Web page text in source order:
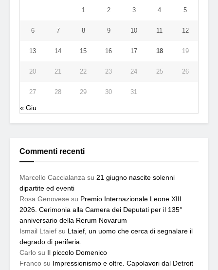
1 2 3 4 5
6 7 8 9 10 11 12
13 14 15 16 17 18 19
20 21 22 23 24 25 26
27 28 29 30 31
« Giu
Commenti recenti
Marcello Caccialanza su 21 giugno nascite solenni
dipartite ed eventi
Rosa Genovese su Premio Internazionale Leone XIII
2026. Cerimonia alla Camera dei Deputati per il 135°
anniversario della Rerum Novarum
Ismail Ltaief su Ltaief, un uomo che cerca di segnalare il
degrado di periferia.
Carlo su Il piccolo Domenico
Franco su Impressionismo e oltre. Capolavori dal Detroit